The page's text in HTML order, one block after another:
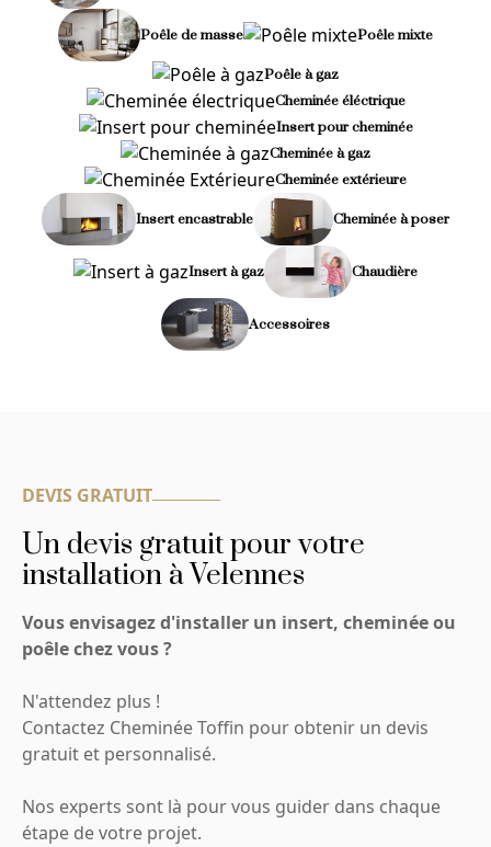
Poêle de masse Poêle mixte
Poêle à gaz
Cheminée éléctrique
Insert pour cheminée
Cheminée à gaz
Cheminée extérieure
Insert encastrable Cheminée à poser
Insert à gaz Chaudière
Accessoires
DEVIS GRATUIT
Un devis gratuit pour votre
installation à Velennes
Vous envisagez d'installer un insert, cheminée ou
poêle chez vous ?
N'attendez plus !
Contactez Cheminée Toffin pour obtenir un devis
gratuit et personnalisé.
Nos experts sont là pour vous guider dans chaque
étape de votre projet.